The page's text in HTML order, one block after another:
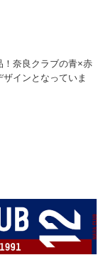
！奈良クラブの青×赤
インとなっていま